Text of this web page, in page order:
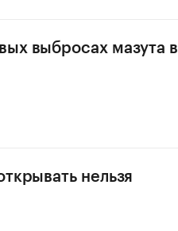
выбросах мазута в
нельзя